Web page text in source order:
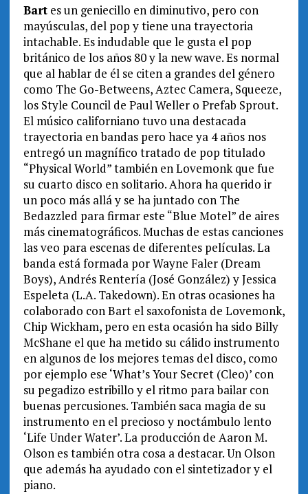
Bartes un geniecillo en diminutivo, pero con
mayúsculas, del pop y tiene una trayectoria
intachable. Es indudable que le gusta el pop
británico de los años 80 y la new wave. Es normal
que al hablar de él se citen a grandes del género
como The Go-Betweens, Aztec Camera, Squeeze,
los Style Council de Paul Weller o Prefab Sprout.
El músico californiano tuvo una destacada
trayectoria en bandas pero hace ya 4 años nos
entregó un magnífico tratado de pop titulado
“Physical World” también en Lovemonk que fue
su cuarto disco en solitario. Ahora ha querido ir
un poco más allá y se ha juntado con The
Bedazzled para firmar este “Blue Motel” de aires
más cinematográficos. Muchas de estas canciones
las veo para escenas de diferentes películas. La
banda está formada por Wayne Faler (Dream
Boys), Andrés Rentería (José González) y Jessica
Espeleta (L.A. Takedown). En otras ocasiones ha
colaborado con Bart el saxofonista de Lovemonk,
Chip Wickham, pero en esta ocasión ha sido Billy
McShane el que ha metido su cálido instrumento
en algunos de los mejores temas del disco, como
por ejemplo ese ‘What’s Your Secret (Cleo)’ con
su pegadizo estribillo y el ritmo para bailar con
buenas percusiones. También saca magia de su
instrumento en el precioso y noctámbulo lento
‘Life Under Water’. La producción de Aaron M.
Olson es también otra cosa a destacar. Un Olson
que además ha ayudado con el sintetizador y el
piano.